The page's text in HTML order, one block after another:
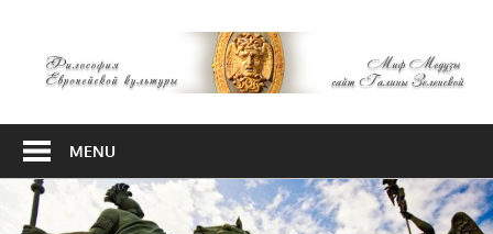
content
Европейской
MENU